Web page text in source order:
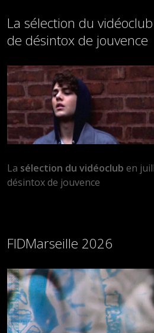
La sélection du
de désintox de jouvence
La sélection du vidéoclub en
désintox de jouvence
FIDMarseille 2026